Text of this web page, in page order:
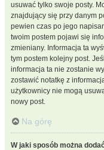
usuwać tylko swoje posty.
znajdujący się przy danym
pewien czas po jego
twoim postem pojawi się
zmieniany. Informacja ta
tym postem kolejny post.
informacja ta nie zostanie
zostawić notatkę z
użytkownicy nie mogą
nowy post.
Na górę
W jaki sposób można